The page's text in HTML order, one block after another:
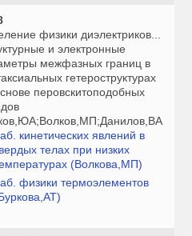
физики диэлектриков...
и электронные
межфазных границ в
гетероструктурах
перовскитоподобных
кинетических явлений в
телах при низких
(Волкова,МП)
физики термоэлементов